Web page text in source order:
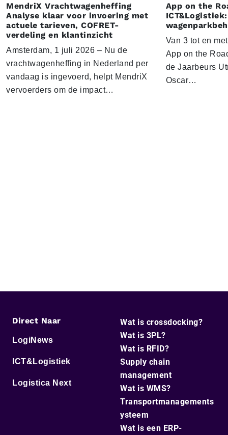
MendriX Vrachtwagenheffing
Analyse klaar voor invoering met
actuele tarieven, COFRET-
verdeling en klantinzicht
Amsterdam, 1 juli 2026 – Nu de
vrachtwagenheffing in Nederland per
vandaag is ingevoerd, helpt MendriX
vervoerders om de impact…
App on the
Van 3 tot en
App on the
de Jaarbeurs
Oscar…
Direct Naar
LogiNews
ICT&Logistiek
Logistica Next
Wat is crossdocking?
Wat is 3PL?
Wat is RFID?
Supply chain
management
Wat is WMS?
Transportmanagements
ysteem
Wat is een ERP-